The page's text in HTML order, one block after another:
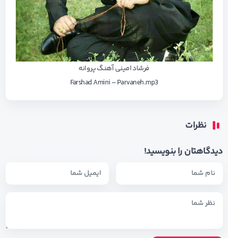
فرشاد امینی آهنگ پروانه
Farshad Amini – Parvaneh.mp3
نظرات
دیدگاهتان را بنویسید!